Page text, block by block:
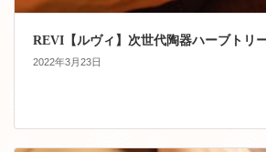
REVI【ルヴィ】次世代陶器ハーブトリ
2022年3月23日